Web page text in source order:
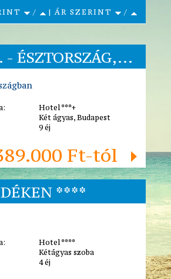
/ | ÁR SZERINT /
ÉSZTORSZÁG,...
Hotel ***+
Két ágyas, Budapest
9 éj
Ft-tól
****
Hotel ****
Kétágyas szoba
4 éj